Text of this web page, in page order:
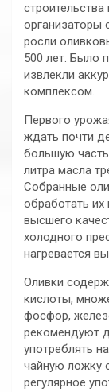
организаторы
росли
500 лет. Было
извлекли
комплексом.
Первого
ждать почти
большую
литра масла
Собранные
обработать их
высшего
холодного
нагревается
Оливки
кислоты,
фосфор,
рекомендуют
употреблять
чайную ложку
регулярное